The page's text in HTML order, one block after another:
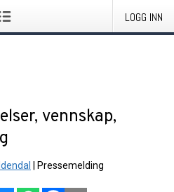
LOGG INN
vennskap,
Pressemelding